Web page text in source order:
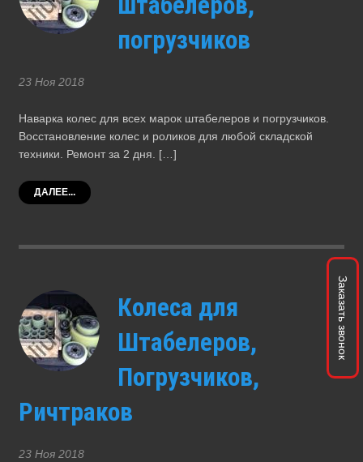
погрузчиков
23 Ноя 2018
Наварка колес для всех марок штабелеров и погрузчиков.
Восстановление колес и роликов для любой складской
техники. Ремонт за 2 дня. […]
ДАЛЕЕ...
Колеса для
Штабелеров,
Погрузчиков,
Ричтраков
23 Ноя 2018
Заказать звонок